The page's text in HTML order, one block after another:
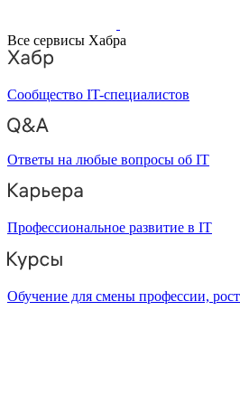
Все сервисы Хабра
Сообщество IT-специалистов
Ответы на любые вопросы об IT
Профессиональное развитие в IT
Обучение для смены профессии,